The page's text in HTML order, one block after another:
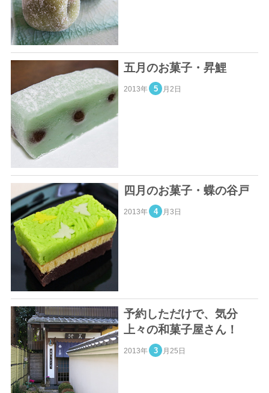
五月のお菓子・昇鯉
2013年 5 月2日
四月のお菓子・蝶の谷戸
2013年 4 月3日
予約しただけで、気分
上々の和菓子屋さん！
2013年 3 月25日